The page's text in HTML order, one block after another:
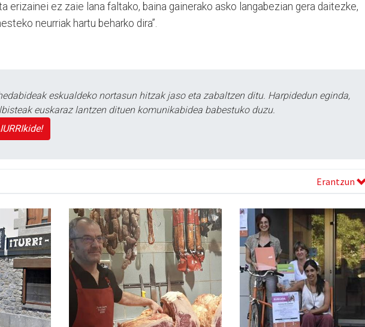
erizainei ez zaie lana faltako, baina gainerako asko langabezian gera daitezke,
neurriak hartu beharko dira”.
eskualdeko nortasun hitzak jaso eta zabaltzen ditu. Harpidedun eginda,
euskaraz lantzen dituen komunikabidea babestuko duzu.
Erantzun